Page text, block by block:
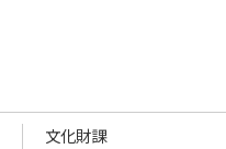
文化財課